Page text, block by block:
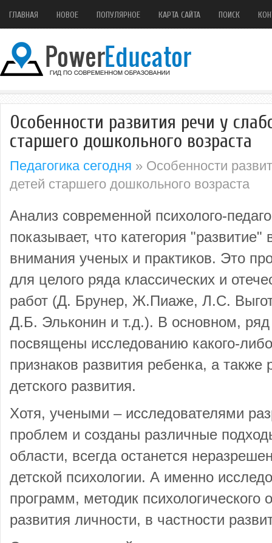
ГЛАВНАЯ НОВОЕ ПОПУЛЯРНОЕ КАРТА САЙТА ПОИСК
Особенности развития речи у
старшего дошкольного возраста
Педагогика сегодня » Особенности
детей старшего дошкольного возраста
Анализ современной психолого-
показывает, что категория "развитие"
внимания ученых и практиков. Это
для целого ряда классических и
работ (Д. Брунер, Ж.Пиаже, Л.С.
Д.Б. Эльконин и т.д.). В основном,
посвящены исследованию какого-
признаков развития ребенка, а также
детского развития.
Хотя, учеными – исследователями
проблем и созданы различные
области, всегда останется
детской психологии. А именно
программ, методик психологического
развития личности, в частности